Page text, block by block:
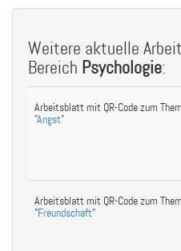
Weitere aktuelle
Bereich Psychologie:
Arbeitsblatt mit QR-Code zum
"Angst"
Arbeitsblatt mit QR-Code zum
"Freundschaft"